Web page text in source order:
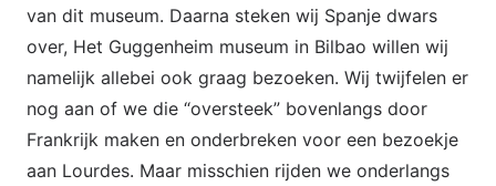
van dit museum. Daarna steken wij Spanje dwars
over, Het Guggenheim museum in Bilbao willen wij
namelijk allebei ook graag bezoeken. Wij twijfelen er
nog aan of we die “oversteek” bovenlangs door
Frankrijk maken en onderbreken voor een bezoekje
aan Lourdes. Maar misschien rijden we onderlangs